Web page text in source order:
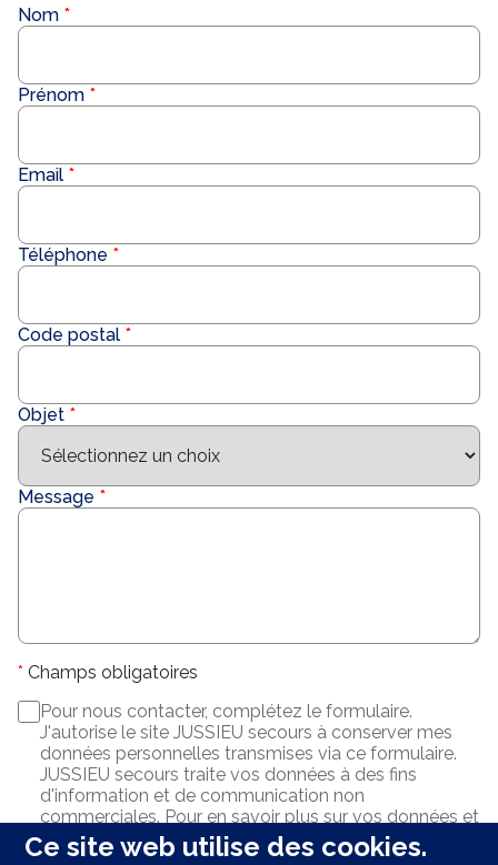
Ce site web utilise des cookies.
Nom
Prénom
Email
Téléphone
Code postal
Objet
Message
Champs obligatoires
Pour nous contacter, complétez le formulaire.
J'autorise le site JUSSIEU secours à conserver mes
données personnelles transmises via ce formulaire.
JUSSIEU secours traite vos données à des fins
d'information et de communication non
commerciales. Pour en savoir plus sur vos données et
vos droits,cliquez ici.